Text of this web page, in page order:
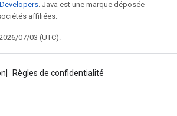
. Java est une marque déposée
affiliées.
07/03 (UTC).
Règles de confidentialité